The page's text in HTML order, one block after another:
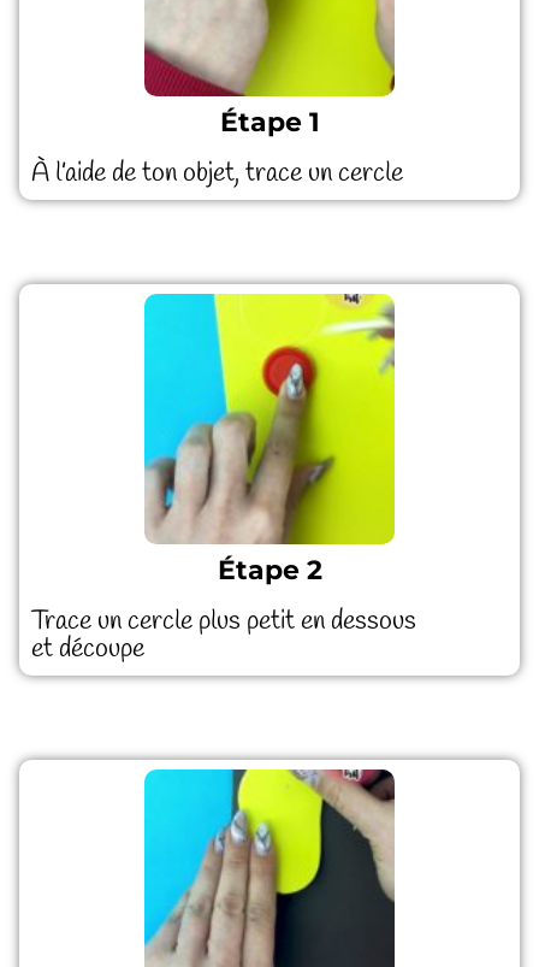
Étape 1
À l’aide de ton objet, trace un cercle
Étape 2
Trace un cercle plus petit en dessous
et découpe